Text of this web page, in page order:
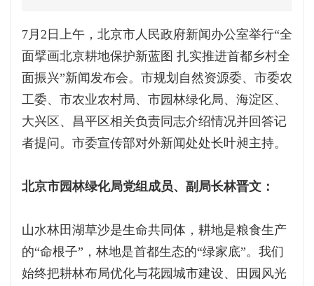
7月2日上午，北京市人民政府新闻办公室举行“全
面擘画北京耕地保护新蓝图 扎实推进首都乡村全
面振兴”新闻发布会。市规划自然资源委、市委农
工委、市农业农村局、市园林绿化局、海淀区、
大兴区、昌平区相关负责同志介绍情况并回答记
者提问。市委宣传部对外新闻处处长叶昶主持。
北京市园林绿化局党组成员、副局长林晋文：
山水林田湖草沙是生命共同体，耕地是粮食生产
的“命根子”，林地是首都生态的“绿家底”。我们
始终把耕林布局优化与花园城市建设、田园风光